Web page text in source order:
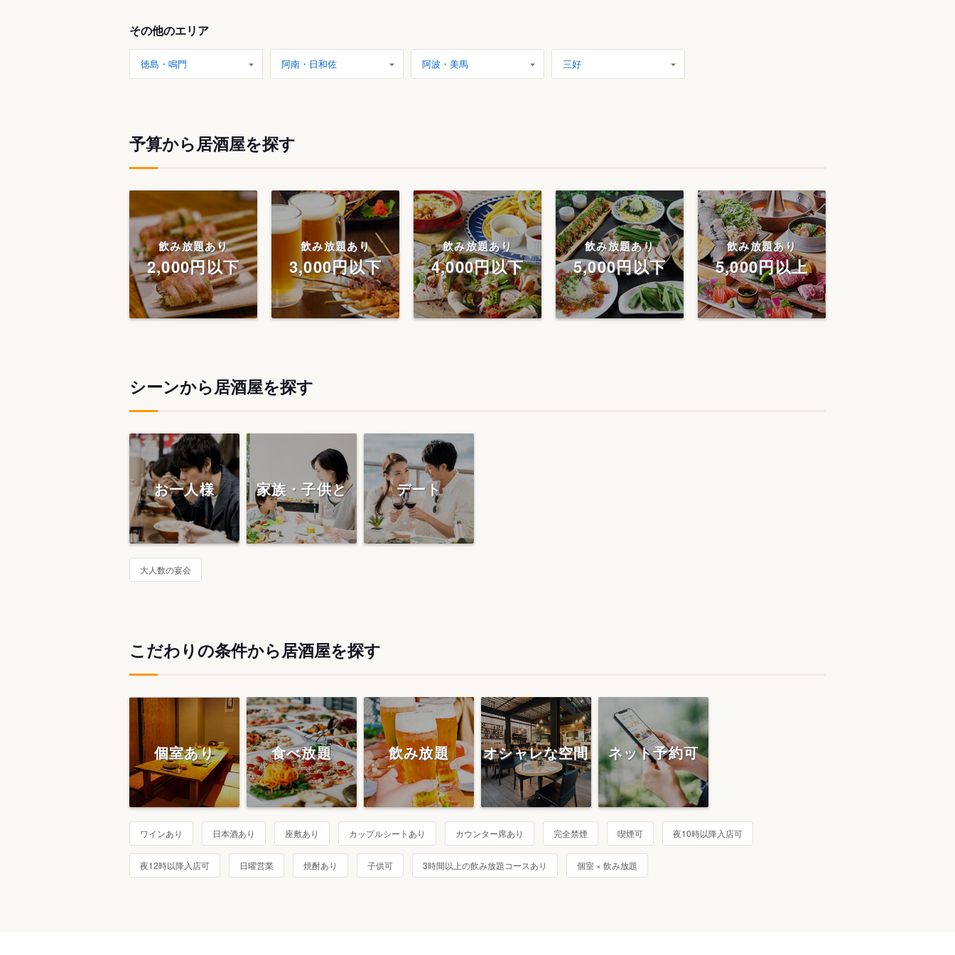
その他のエリア
徳島・鳴門 阿南・日和佐 阿波・美馬 三好
予算から居酒屋を探す
飲み放題あり
2,000円以下
飲み放題あり
3,000円以下
飲み放題あり
4,000円以下
飲み放題あり
5,000円以下
飲み放題あり
5,000円以上
シーンから居酒屋を探す
お一人様 家族・子供と デート
大人数の宴会
こだわりの条件から居酒屋を探す
個室あり 食べ放題 飲み放題 オシャレな空間 ネット予約可
ワインあり 日本酒あり 座敷あり カップルシートあり カウンター席あり 完全禁煙 喫煙可 夜10時以降入店可
夜12時以降入店可 日曜営業 焼酎あり 子供可 3時間以上の飲み放題コースあり 個室 × 飲み放題